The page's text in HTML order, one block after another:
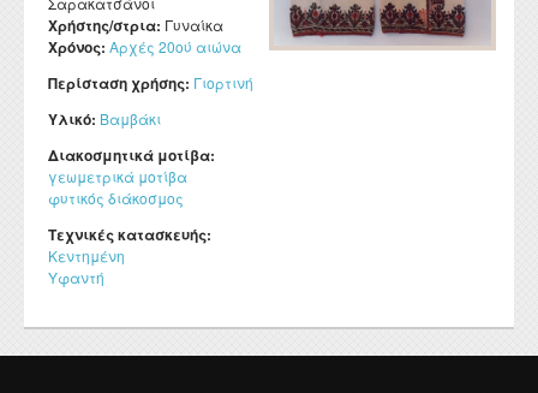
Χρήστης/στρια: Γυναίκα
Χρόνος: Αρχές 20ού αιώνα
Περίσταση χρήσης: Γιορτινή
Υλικό: Βαμβάκι
Διακοσμητικά μοτίβα:
γεωμετρικά μοτίβα
φυτικός διάκοσμος
Τεχνικές κατασκευής:
Κεντημένη
Υφαντή